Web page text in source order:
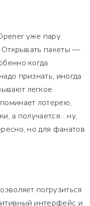
уже пару
Открывать пакеты —
когда
признать, иногда
легкое
лотерею,
а получается... ну,
но для фанатов
погрузиться
интерфейс и